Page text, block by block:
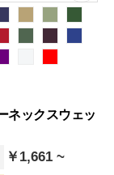
ネックスウェッ
￥1,661 ~